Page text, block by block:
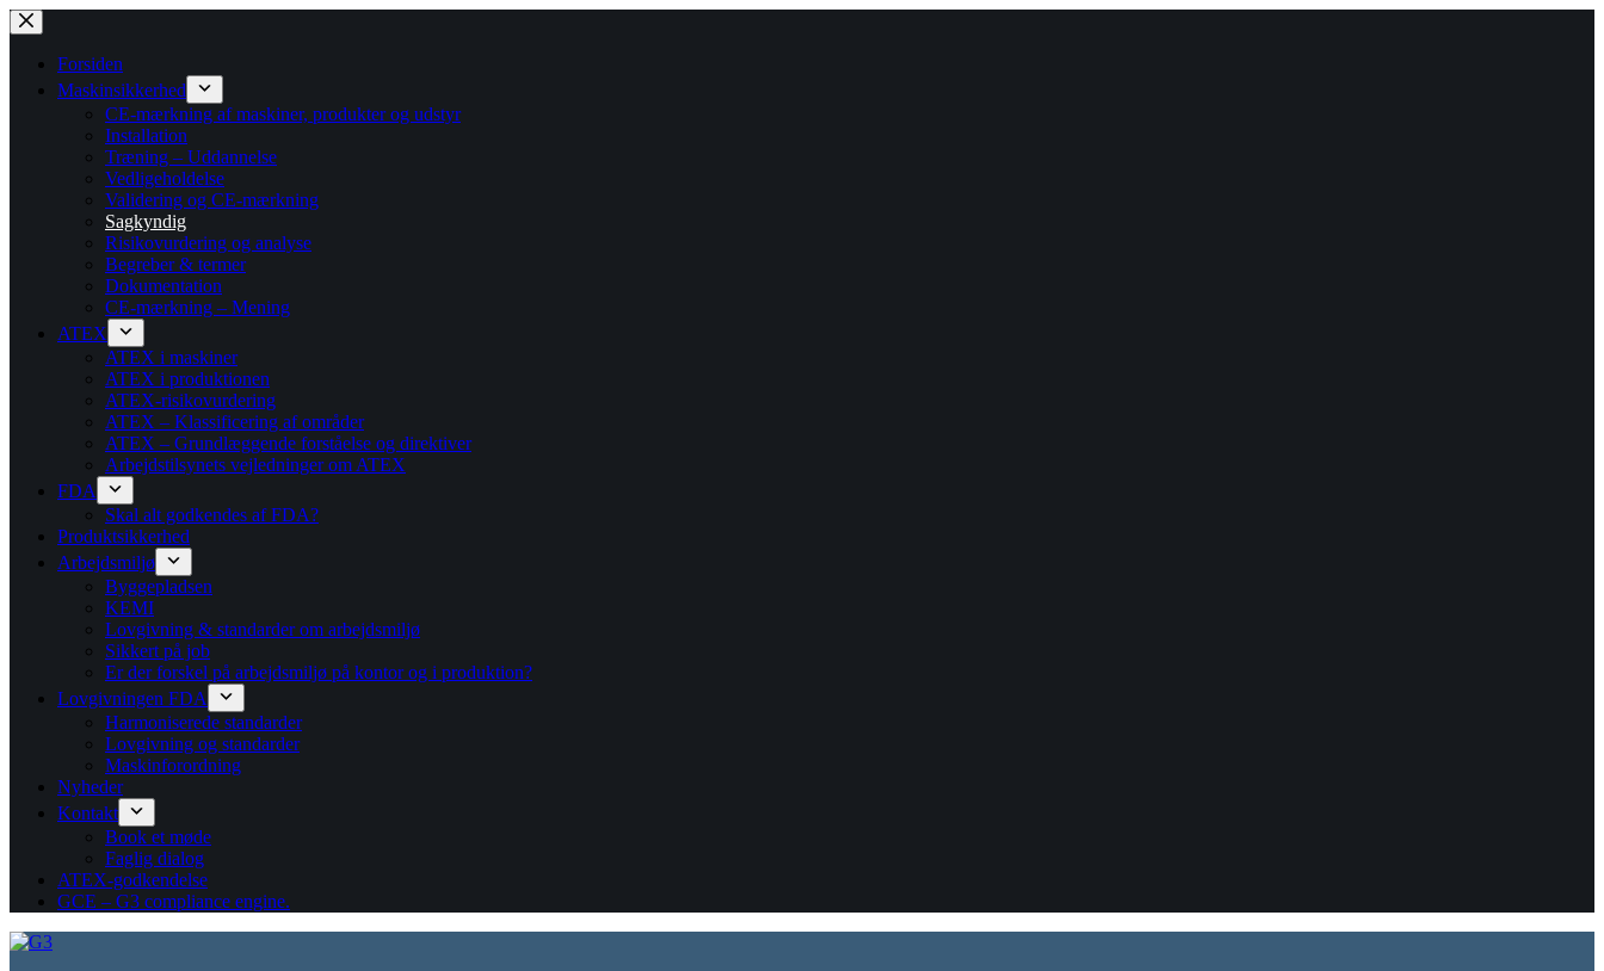
Fortsæt
til
indholdForsiden
Maskinsikkerhed
CE-mærkning af maskiner, produkter og udstyr
Installation
Træning – Uddannelse
Vedligeholdelse
Validering og CE-mærkning
Sagkyndig
Risikovurdering og analyse
Begreber & termer
Dokumentation
CE-mærkning – Mening
ATEX
ATEX i maskiner
ATEX i produktionen
ATEX-risikovurdering
ATEX – Klassificering af områder
ATEX – Grundlæggende forståelse og direktiver
Arbejdstilsynets vejledninger om ATEX
FDA
Skal alt godkendes af FDA?
Produktsikkerhed
Arbejdsmiljø
Byggepladsen
KEMI
Lovgivning & standarder om arbejdsmiljø
Sikkert på job
Er der forskel på arbejdsmiljø på kontor og i produktion?
Lovgivningen FDA
Harmoniserede standarder
Lovgivning og standarder
Maskinforordning
Nyheder
Kontakt
Book et møde
Faglig dialog
ATEX-godkendelse
GCE – G3 compliance engine.